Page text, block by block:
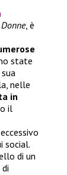
, è
state
nelle
in
il
social.
di un